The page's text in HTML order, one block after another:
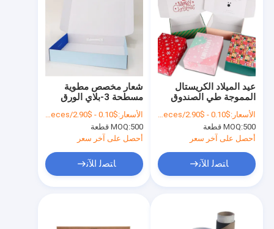
شعار مخصص مطوية
مسطحة 3-بلاي الورق
المقوى الكرتونية كرافت
ورق مربع للمنازل وسادة
الرياضة تنظيم اللياقة
البدنية
الأسعار:$0.10 - $2.90/pieces
MOQ:500 قطعة
أحصل على آخر سعر
ﺎﺘﺼﻟ ﺍﻶﻧ
عيد الميلاد الكريستال
المموجة طي الصندوق
البريدي الكرتوني صناديق
البريد الكرافت
الأسعار:$0.10 - $2.90/pieces
MOQ:500 قطعة
أحصل على آخر سعر
ﺎﺘﺼﻟ ﺍﻶﻧ